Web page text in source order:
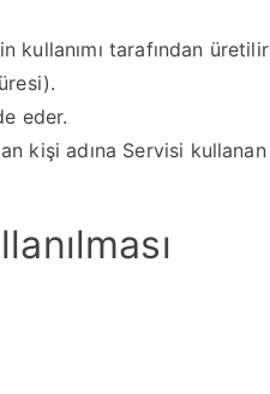
tarafından üretilir
eder.
kişi adına Servisi kullanan